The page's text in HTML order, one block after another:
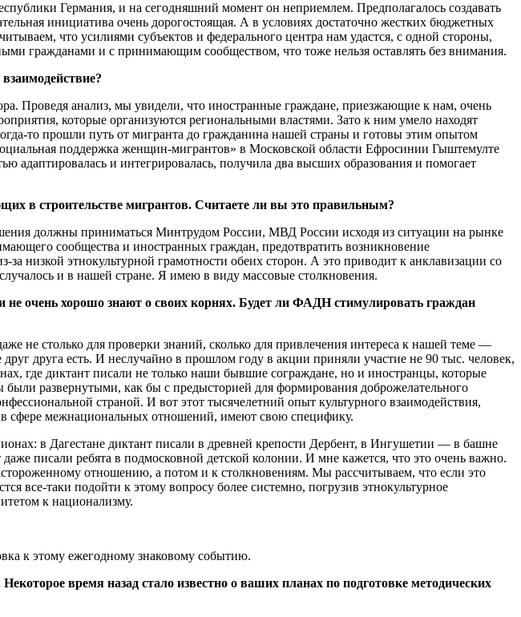
Германия, и на сегодняшний момент он неприемлем. Предполагалось создавать
инициатива очень дорогостоящая. А в условиях достаточно жестких бюджетных
что усилиями субъектов и федерального центра нам удастся, с одной стороны,
гражданами и с принимающим сообществом, что тоже нельзя оставлять без внимания.
Проведя анализ, мы увидели, что иностранные граждане, приезжающие к нам, очень
которые организуются региональными властями. Зато к ним умело находят
то прошли путь от мигранта до гражданина нашей страны и готовы этим опытом
поддержка женщин-мигрантов» в Московской области Ефросинии Гыштемулте
адаптировалась и интегрировалась, получила два высших образования и помогает
в строительстве мигрантов. Считаете ли вы это правильным?
должны приниматься Минтрудом России, МВД России исходя из ситуации на рынке
сообщества и иностранных граждан, предотвратить возникновение
низкой этнокультурной грамотности обеих сторон. А это приводит к анклавизации со
и в нашей стране. Я имею в виду массовые столкновения.
очень хорошо знают о своих корнях. Будет ли ФАДН стимулировать граждан
не столько для проверки знаний, сколько для привлечения интереса к нашей теме —
друга есть. И неслучайно в прошлом году в акции приняли участие не 90 тыс. человек,
где диктант писали не только наши бывшие сограждане, но и иностранцы, которые
развернутыми, как бы с предысторией для формирования доброжелательного
страной. И вот этот тысячелетний опыт культурного взаимодействия,
сфере межнациональных отношений, имеют свою специфику.
в Дагестане диктант писали в древней крепости Дербент, в Ингушетии — в башне
писали ребята в подмосковной детской колонии. И мне кажется, что это очень важно.
отношению, а потом и к столкновениям. Мы рассчитываем, что если это
все-таки подойти к этому вопросу более системно, погрузив этнокультурное
к национализму.
к этому ежегодному знаковому событию.
время назад стало известно о ваших планах по подготовке методических